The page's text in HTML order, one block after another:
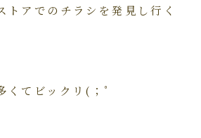
トアでのチラシを発見し行く
くてビックリ(；ﾟ